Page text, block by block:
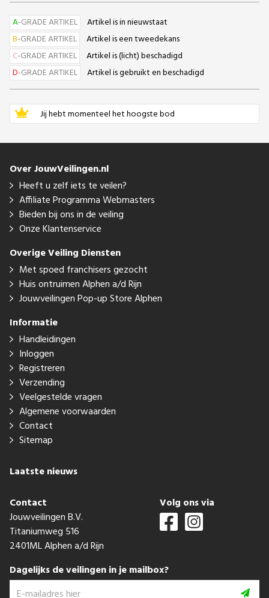
A-GRADE ARTIKEL
Artikel is in nieuwstaat
B-GRADE ARTIKEL
Artikel is een tweedekans
C-GRADE ARTIKEL
Artikel is (licht) beschadigd
D-GRADE ARTIKEL Artikel is gebruikt en beschadigd
Jij hebt momenteel het hoogste bod
Over JouwVeilingen.nl
Heeft u zelf iets te veilen?
Affiliate Programma Webmasters
Bieden bij ons in de veiling
Onze Klantenservice
Overige Veiling Diensten
Met spoed franchisers gezocht
Huis ontruimen Alphen a/d Rijn
Jouwveilingen Pop-up Store Alphen
Informatie
Handleidingen
Inloggen
Registreren
Verzending
Veelgestelde vragen
Algemene voorwaarden
Contact
Sitemap
Laatste nieuws
Contact
Jouwveilingen B.V.
Titaniumweg 516
2401ML Alphen a/d Rijn
Volg ons via
Dagelijks de veilingen in je mailbox?